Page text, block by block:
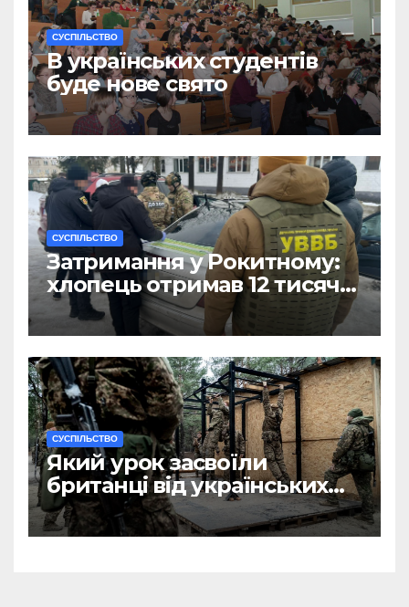
CУСПІЛЬСТВО
В українських студентів
буде нове свято
CУСПІЛЬСТВО
Затримання у Рокитному:
хлопець отримав 12 тисяч
Євро за допомогу
чоловікам
CУСПІЛЬСТВО
Який урок засвоїли
британці від українських
військових?